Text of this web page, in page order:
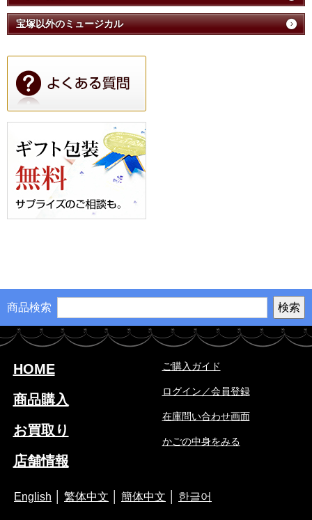
宝塚以外のミュージカル
商品検索
HOME
商品購入
お買取り
店舗情報
ご購入ガイド
ログイン／会員登録
在庫問い合わせ画面
かごの中身をみる
English 繁体中文 簡体中文 한글어